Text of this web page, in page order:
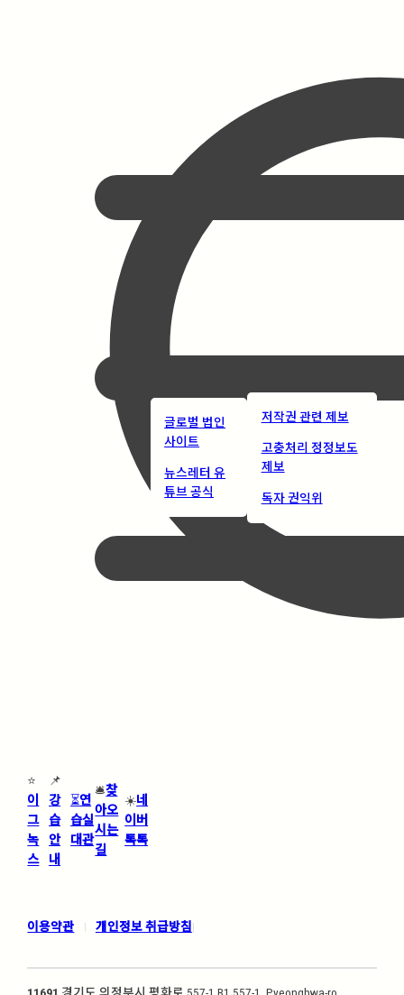
⭐
이
그
녹
스
📌
강
습
안
내
⏳연
습실
대관
🛎️찾
아오
시는
길
☀️네
이버
톡톡
글로벌 법인
사이트
뉴스레터 유
튜브 공식
저작권 관련 제보
고충처리 정정보도
제보
독자 권익위
이용약관 | 개인정보 취급방침 |
11691 경기도 의정부시 평화로 557-1 B1 557-1, Pyeonghwa-ro,